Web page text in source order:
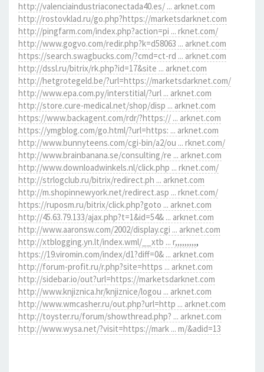
http://valenciaindustriaconectada40.es/ ... arknet.com
http://rostovklad.ru/go.php?https://marketsdarknet.com
http://pingfarm.com/index.php?action=pi ... rknet.com/
http://www.gogvo.com/redir.php?k=d58063 ... arknet.com
https://search.swagbucks.com/?cmd=ct-rd ... arknet.com
http://dssl.ru/bitrix/rk.php?id=17&site ... arknet.com
http://hetgrotegeld.be/?url=https://marketsdarknet.com/
http://www.epa.com.py/interstitial/?url ... arknet.com
http://store.cure-medical.net/shop/disp ... arknet.com
https://www.backagent.com/rdr/?https:// ... arknet.com
https://ymgblog.com/go.html/?url=https: ... arknet.com
http://www.bunnyteens.com/cgi-bin/a2/ou ... rknet.com/
http://www.brainbanana.se/consulting/re ... arknet.com
http://www.downloadwinkels.nl/click.php ... rknet.com/
http://strlogclub.ru/bitrix/redirect.ph ... arknet.com
http://m.shopinnewyork.net/redirect.asp ... rknet.com/
https://ruposm.ru/bitrix/click.php?goto ... arknet.com
http://45.63.79.133/ajax.php?t=1&id=54& ... arknet.com
http://www.aaronsw.com/2002/display.cgi ... arknet.com
http://xtblogging.yn.lt/index.wml/__xtb ... r,,,,,,,,,,
https://19.viromin.com/index/d1?diff=0& ... arknet.com
http://forum-profit.ru/r.php?site=https ... arknet.com
http://sidebar.io/out?url=https://marketsdarknet.com
http://www.knjiznica.hr/knjiznice/logou ... arknet.com
http://www.wmcasher.ru/out.php?url=http ... arknet.com
http://toyster.ru/forum/showthread.php? ... arknet.com
http://www.wysa.net/?visit=https://mark ... m/&adid=13